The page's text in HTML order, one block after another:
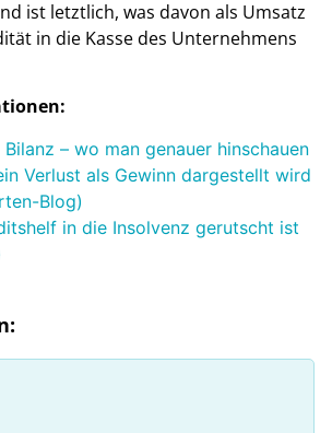
ist letztlich, was davon als Umsatz
in die Kasse des Unternehmens
Bilanz – wo man genauer hinschauen
Verlust als Gewinn dargestellt wird
Blog)
in die Insolvenz gerutscht ist